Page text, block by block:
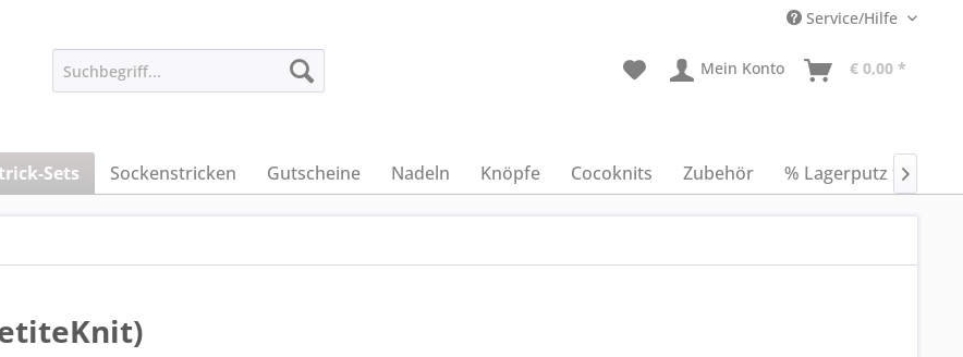
Service/Hilfe
Mein Konto € 0,00 *
Sets Sockenstricken Gutscheine Nadeln Knöpfe Cocoknits Zubehör % Lagerputz %